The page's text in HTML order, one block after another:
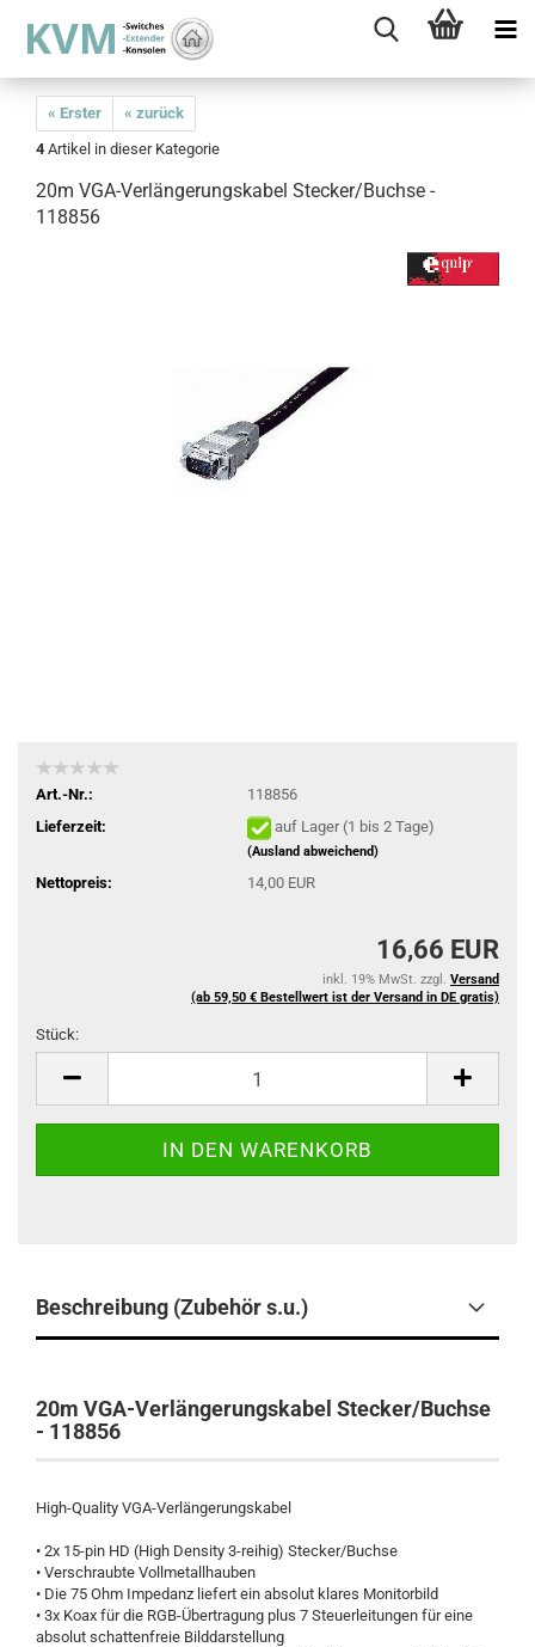
« Erster
« zurück
4 Artikel in dieser Kategorie
20m VGA-Verlängerungskabel Stecker/Buchse -
118856
Art.-Nr.:
118856
Lieferzeit:
auf Lager (1 bis 2 Tage)
(Ausland abweichend)
Nettopreis: 14,00 EUR
16,66 EUR
inkl. 19% MwSt. zzgl. Versand
(ab 59,50 € Bestellwert ist der Versand in DE gratis)
Stück:
Beschreibung (Zubehör s.u.)
20m VGA-Verlängerungskabel Stecker/Buchse
- 118856
High-Quality VGA-Verlängerungskabel
• 2x 15-pin HD (High Density 3-reihig) Stecker/Buchse
• Verschraubte Vollmetallhauben
• Die 75 Ohm Impedanz liefert ein absolut klares Monitorbild
• 3x Koax für die RGB-Übertragung plus 7 Steuerleitungen für eine
absolut schattenfreie Bilddarstellung